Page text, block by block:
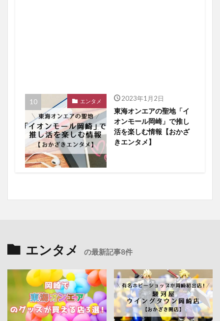
エンタメ 2023年1月2日
東海オンエアの聖地「イ
オンモール岡崎」で推し
活を楽しむ情報【おかざ
きエンタメ】
エンタメ の最新記事8件